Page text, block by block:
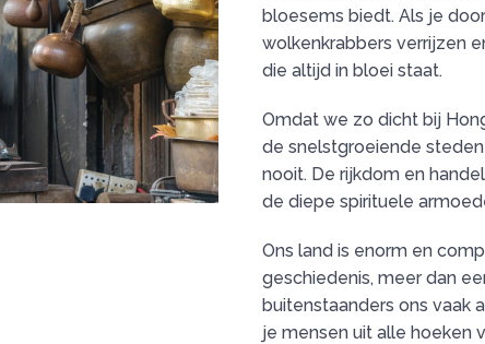
bloesems biedt. Als je
wolkenkrabbers verrijzen
die altijd in bloei staat.
Omdat we zo dicht bij
de snelstgroeiende
nooit. De rijkdom en
de diepe spirituele
Ons land is enorm en
geschiedenis, meer dan
buitenstaanders ons vaak
je mensen uit alle hoeken